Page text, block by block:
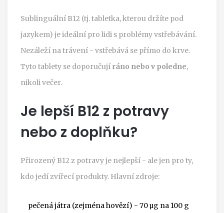
Sublinguální B12 (tj. tabletka, kterou držíte pod
jazykem) je ideální pro lidi s problémy vstřebávání.
Nezáleží na trávení - vstřebává se přímo do krve.
Tyto tablety se doporučují ráno nebo v poledne,
nikoli večer.
Je lepší B12 z potravy
nebo z doplňku?
Přirozený B12 z potravy je nejlepší - ale jen pro ty,
kdo jedí zvířecí produkty. Hlavní zdroje:
pečená játra (zejména hovězí) - 70 µg na 100 g